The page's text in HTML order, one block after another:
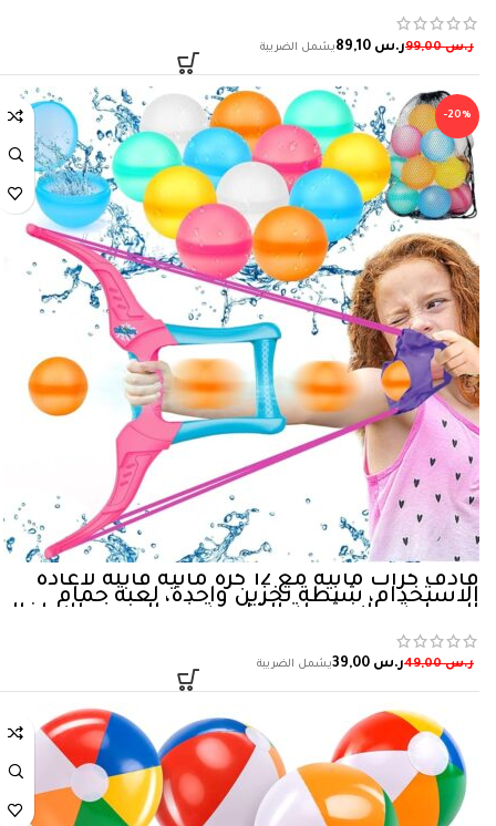
للعب والنشاطات والمسبح 119.4 × 30.5 سم
ر.س99,00 ر.س
-20%
قاذف كرات مائية مع 12 كرة مائية قابلة لاعادة
الاستخدام، شنطة تخزين واحدة، لعبة حمام
السباحة والانشطة الخارجية في الصيف للاطفال
والمراهقين والبالغين لملء كرات الماء بسرعة،
لعبة…
ر.س49,00 ر.س